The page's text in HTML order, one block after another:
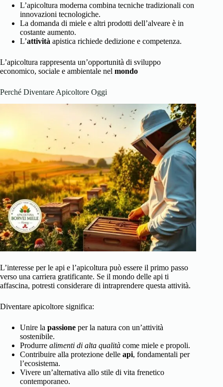
L’apicoltura moderna combina tecniche tradizionali con
innovazioni tecnologiche.
La domanda di miele e altri prodotti dell’alveare è in
costante aumento.
L’attività apistica richiede dedizione e competenza.
L’apicoltura rappresenta un’opportunità di sviluppo
economico, sociale e ambientale nel mondo
Perché Diventare Apicoltore Oggi
L’interesse per le api e l’apicoltura può essere il primo passo
verso una carriera gratificante. Se il mondo delle api ti
affascina, potresti considerare di intraprendere questa attività.
Diventare apicoltore significa:
Unire la passione per la natura con un’attività
sostenibile.
Produrre alimenti di alta qualità come miele e propoli.
Contribuire alla protezione delle api, fondamentali per
l’ecosistema.
Vivere un’alternativa allo stile di vita frenetico
contemporaneo.